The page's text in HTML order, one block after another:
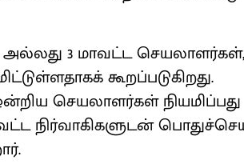
2 அல்லது 3 மாவட்ட
கூறப்படுகிறது.
செயலாளர்கள் நியமிப்பது
நிர்வாகிகளுடன்